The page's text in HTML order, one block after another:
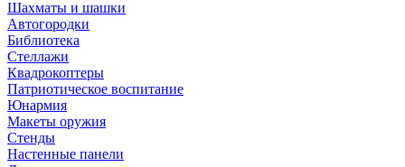
Шахматы и шашки
Автогородки
Библиотека
Стеллажи
Квадрокоптеры
Патриотическое воспитание
Юнармия
Макеты оружия
Стенды
Настенные панели